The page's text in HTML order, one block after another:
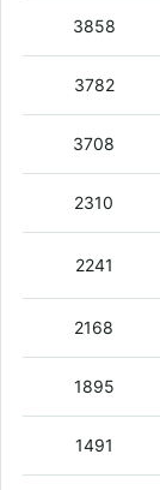
3858
3782
3708
2310
2241
2168
1895
1491